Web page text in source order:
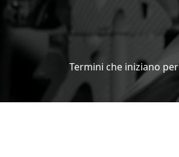
Termini che iniziano per